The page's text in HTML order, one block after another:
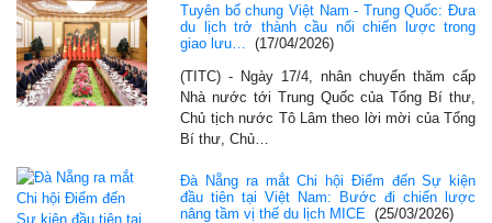
Tuyên bố chung Việt Nam - Trung Quốc: Đưa
du lịch trở thành cầu nối chiến lược trong
giao lưu…
(17/04/2026)
(TITC) - Ngày 17/4, nhân chuyến thăm cấp
Nhà nước tới Trung Quốc của Tổng Bí thư,
Chủ tịch nước Tô Lâm theo lời mời của Tổng
Bí thư, Chủ…
Đà Nẵng ra mắt Chi hội Điểm đến Sự kiện
đầu tiên tại Việt Nam: Bước đi chiến lược
nâng tầm vị thế du lịch MICE
(25/03/2026)